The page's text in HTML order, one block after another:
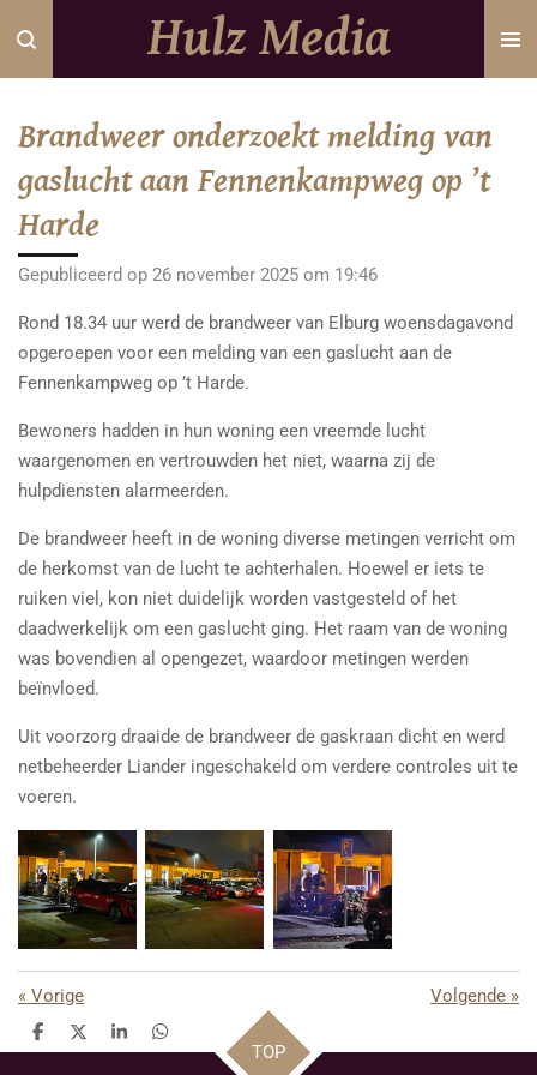
Ga
direct
hoofdinhoud
Hulz Media
Brandweer onderzoekt melding van
gaslucht aan Fennenkampweg op ’t
Harde
Gepubliceerd op 26 november 2025 om 19:46
Rond 18.34 uur werd de brandweer van Elburg woensdagavond
opgeroepen voor een melding van een gaslucht aan de
Fennenkampweg op ’t Harde.
Bewoners hadden in hun woning een vreemde lucht
waargenomen en vertrouwden het niet, waarna zij de
hulpdiensten alarmeerden.
De brandweer heeft in de woning diverse metingen verricht om
de herkomst van de lucht te achterhalen. Hoewel er iets te
ruiken viel, kon niet duidelijk worden vastgesteld of het
daadwerkelijk om een gaslucht ging. Het raam van de woning
was bovendien al opengezet, waardoor metingen werden
beïnvloed.
Uit voorzorg draaide de brandweer de gaskraan dicht en werd
netbeheerder Liander ingeschakeld om verdere controles uit te
voeren.
« Vorige Volgende »
D
e
D
e
S
h
D
e
TOP